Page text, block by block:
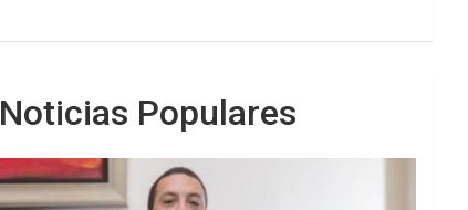
Noticias Populares